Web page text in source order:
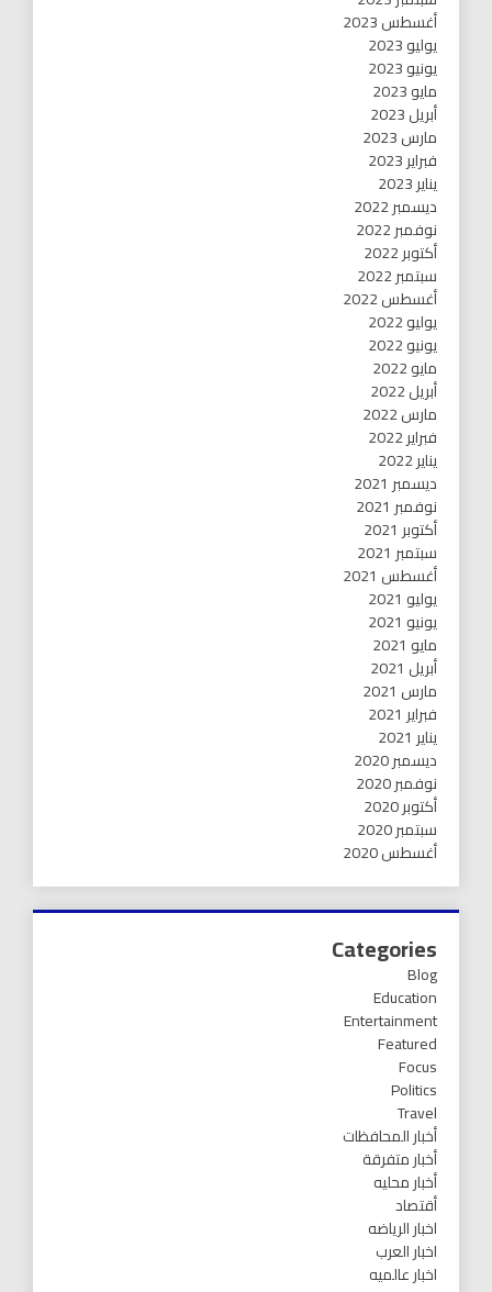
أغسطس 2023
يوليو 2023
يونيو 2023
مايو 2023
أبريل 2023
مارس 2023
فبراير 2023
يناير 2023
ديسمبر 2022
نوفمبر 2022
أكتوبر 2022
سبتمبر 2022
أغسطس 2022
يوليو 2022
يونيو 2022
مايو 2022
أبريل 2022
مارس 2022
فبراير 2022
يناير 2022
ديسمبر 2021
نوفمبر 2021
أكتوبر 2021
سبتمبر 2021
أغسطس 2021
يوليو 2021
يونيو 2021
مايو 2021
أبريل 2021
مارس 2021
فبراير 2021
يناير 2021
ديسمبر 2020
نوفمبر 2020
أكتوبر 2020
سبتمبر 2020
أغسطس 2020
Categories
Blog
Education
Entertainment
Featured
Focus
Politics
Travel
أخبار المحافظات
أخبار متفرقة
أخبار محليه
أقتصاد
اخبار الرياضه
اخبار العرب
اخبار عالميه